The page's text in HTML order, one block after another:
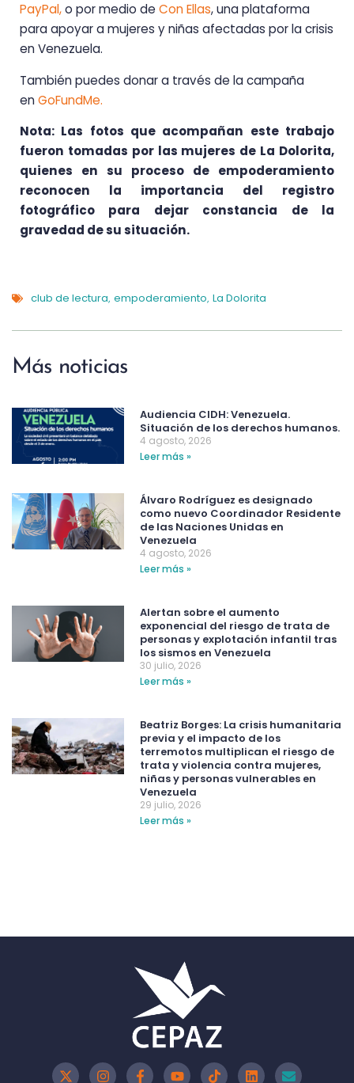
PayPal,o por medio de Con Ellas, una plataforma
para apoyar a mujeres y niñas afectadas por la crisis
en Venezuela.
También puedes donar a través de la campaña
enGoFundMe.
Nota: Las fotos que acompañan este trabajo
fueron tomadas por las mujeres de La Dolorita,
quienes en su proceso de empoderamiento
reconocen la importancia del registro
fotográfico para dejar constancia de la
gravedad de su situación.
club de lectura, empoderamiento, La Dolorita
Más noticias
Audiencia CIDH: Venezuela.
Situación de los derechos humanos.
4 agosto, 2026
Leer más »
Álvaro Rodríguez es designado
como nuevo Coordinador Residente
de las Naciones Unidas en
Venezuela
4 agosto, 2026
Leer más »
Alertan sobre el aumento
exponencial del riesgo de trata de
personas y explotación infantil tras
los sismos en Venezuela
30 julio, 2026
Leer más »
Beatriz Borges: La crisis humanitaria
previa y el impacto de los
terremotos multiplican el riesgo de
trata y violencia contra mujeres,
niñas y personas vulnerables en
Venezuela
29 julio, 2026
Leer más »